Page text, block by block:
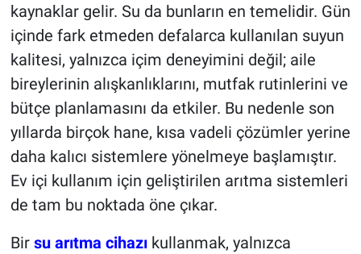
kaynaklar gelir. Su da bunların en temelidir. Gün
içinde fark etmeden defalarca kullanılan suyun
kalitesi, yalnızca içim deneyimini değil; aile
bireylerinin alışkanlıklarını, mutfak rutinlerini ve
bütçe planlamasını da etkiler. Bu nedenle son
yıllarda birçok hane, kısa vadeli çözümler yerine
daha kalıcı sistemlere yönelmeye başlamıştır.
Ev içi kullanım için geliştirilen arıtma sistemleri
de tam bu noktada öne çıkar.
Bir su arıtma cihazıkullanmak, yalnızca